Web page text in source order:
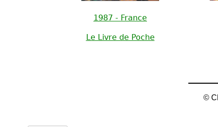
1987 - France
Le Livre de Poche
©